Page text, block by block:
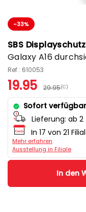
-33%
SBS Displayschutz
Galaxy A16
Ref.: 610053
19.95 29.95(C)
Sofort verfügbar
Lieferung: ab 2
In 17 von 21
Mehr erfahren
Ausstellung in Filiale
In den